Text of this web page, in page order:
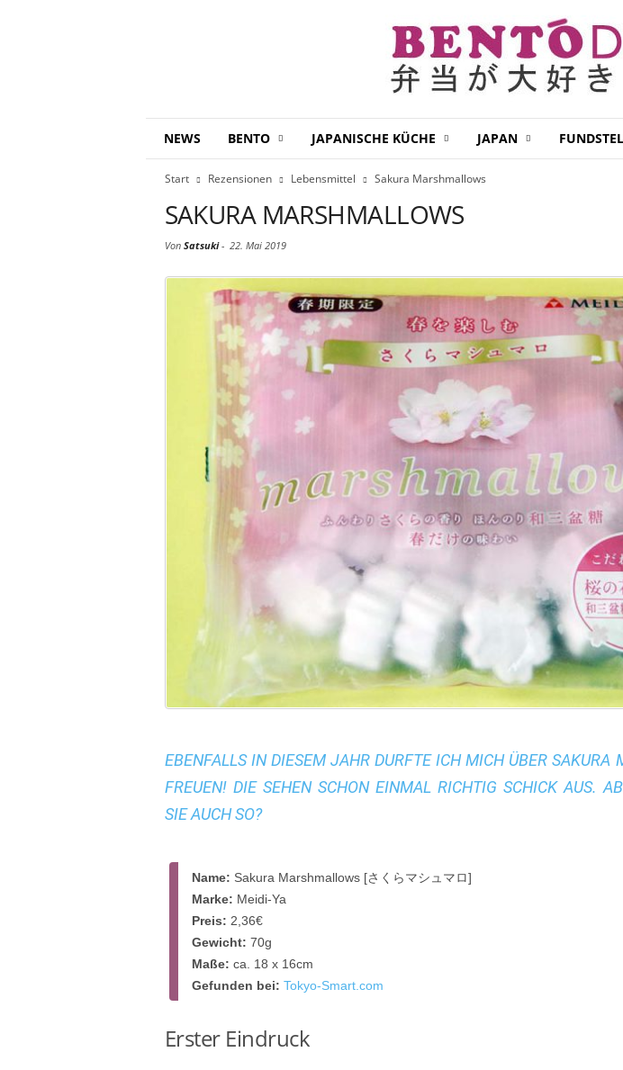
NEWS BENTO JAPANISCHE KÜCHE JAPAN
Start Rezensionen Lebensmittel Sakura Marshmallows
SAKURA MARSHMALLOWS
Von Satsuki- 22. Mai 2019
EBENFALLS IN DIESEM JAHR DURFTE ICH MICH ÜBER SAKURA
FREUEN! DIE SEHEN SCHON EINMAL RICHTIG SCHICK AUS.
SIE AUCH SO?
Name: Sakura Marshmallows [さくらマシュマロ]
Marke: Meidi-Ya
Preis: 2,36€
Gewicht: 70g
Maße: ca. 18 x 16cm
Gefunden bei: Tokyo-Smart.com
Erster Eindruck